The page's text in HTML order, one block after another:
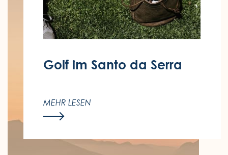
Golf im Santo da Serra
Madeiras – mit exklusiven Rabatten für
Enotel-Gäste im Golfclub Santo da
Serra.
MEHR LESEN